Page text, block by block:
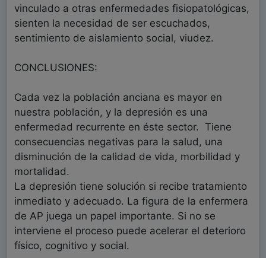
vinculado a otras enfermedades fisiopatológicas,
sienten la necesidad de ser escuchados,
sentimiento de aislamiento social, viudez.
CONCLUSIONES:
Cada vez la población anciana es mayor en
nuestra población, y la depresión es una
enfermedad recurrente en éste sector. Tiene
consecuencias negativas para la salud, una
disminución de la calidad de vida, morbilidad y
mortalidad.
La depresión tiene solución si recibe tratamiento
inmediato y adecuado. La figura de la enfermera
de AP juega un papel importante. Si no se
interviene el proceso puede acelerar el deterioro
físico, cognitivo y social.